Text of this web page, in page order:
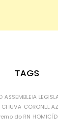
TAGS
ASSEMBLEIA
CHUVA CORONEL
do RN